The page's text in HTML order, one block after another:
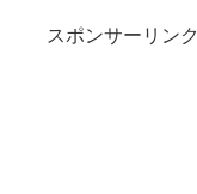
スポンサーリンク